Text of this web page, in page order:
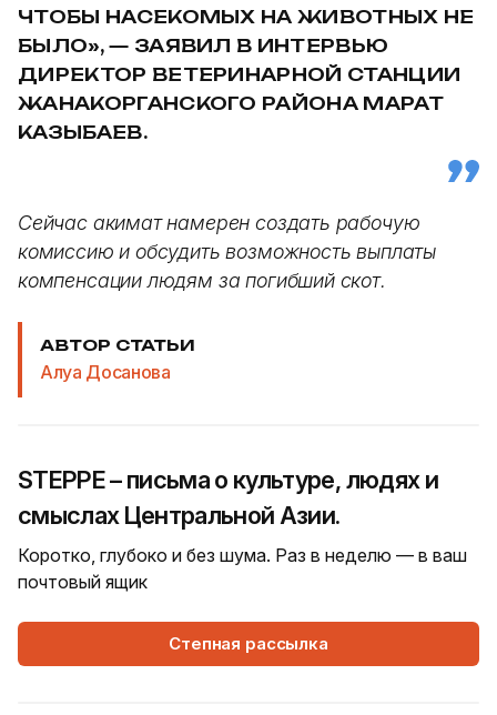
ЧТОБЫ НАСЕКОМЫХ НА ЖИВОТНЫХ НЕ
БЫЛО», — ЗАЯВИЛ В ИНТЕРВЬЮ
ДИРЕКТОР ВЕТЕРИНАРНОЙ СТАНЦИИ
ЖАНАКОРГАНСКОГО РАЙОНА МАРАТ
КАЗЫБАЕВ.
Сейчас акимат намерен создать рабочую
комиссию и обсудить возможность выплаты
компенсации людям за погибший скот.
АВТОР СТАТЬИ
Алуа Досанова
STEPPE – письма о культуре, людях и
смыслах Центральной Азии.
Коротко, глубоко и без шума. Раз в неделю — в ваш
почтовый ящик
Степная рассылка